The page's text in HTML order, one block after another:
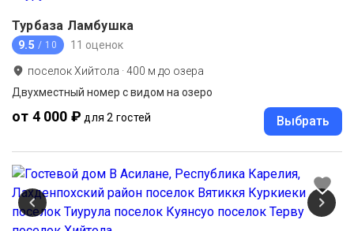
Турбаза Ламбушка
9.5 / 10 11 оценок
поселок Хийтола ·400 м до озера
Двухместный номер с видом на озеро
от 4 000 ₽ для 2 гостей Выбрать